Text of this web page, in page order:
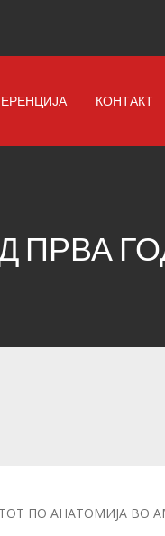
КОНТАКТ
ПРВА
ПО АНАТОМИЈА ВО